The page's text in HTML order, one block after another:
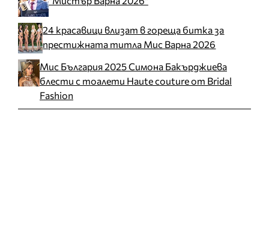
24 красавици влизат в гореща битка за
престижната титла Мис Варна 2026
Мис България 2025 Симона Бакърджиева
блести с тоалети Haute couture от Bridal
Fashion